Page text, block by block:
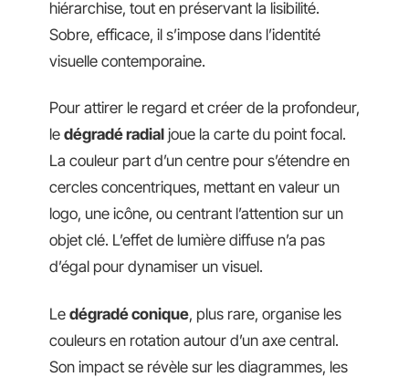
hiérarchise, tout en préservant la lisibilité.
Sobre, efficace, il s’impose dans l’identité
visuelle contemporaine.
Pour attirer le regard et créer de la profondeur,
le dégradé radial joue la carte du point focal.
La couleur part d’un centre pour s’étendre en
cercles concentriques, mettant en valeur un
logo, une icône, ou centrant l’attention sur un
objet clé. L’effet de lumière diffuse n’a pas
d’égal pour dynamiser un visuel.
Le dégradé conique, plus rare, organise les
couleurs en rotation autour d’un axe central.
Son impact se révèle sur les diagrammes, les